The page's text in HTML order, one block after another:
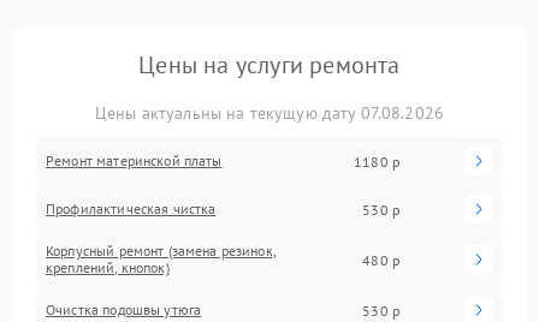
Цены на услуги ремонта
Цены актуальны на текущую дату 07.08.2026
Ремонт материнской платы 1180 р
Профилактическая чистка 530 р
Корпусный ремонт (замена резинок,
креплений, кнопок)
480 р
Очистка подошвы утюга 530 р